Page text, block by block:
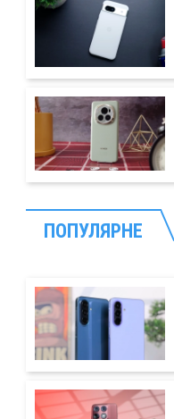
ПОПУЛЯРНЕ